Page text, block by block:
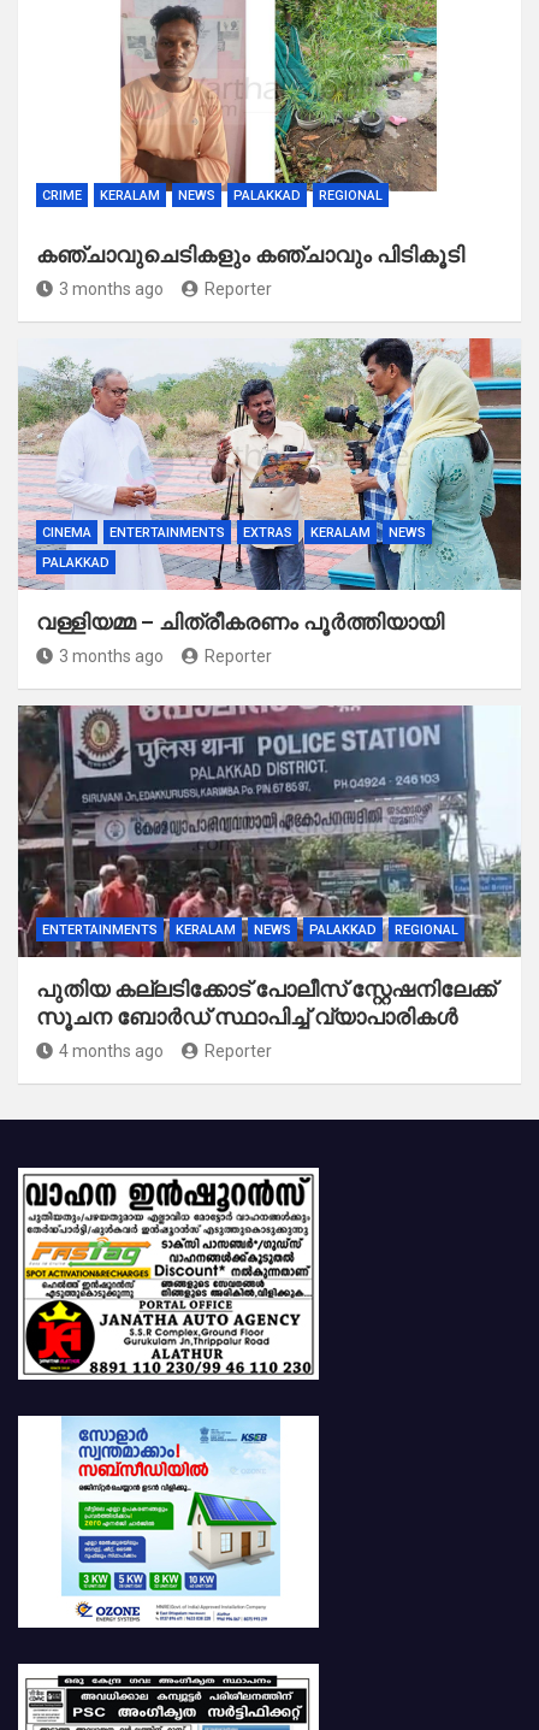
CRIME KERALAM NEWS PALAKKAD REGIONAL
കഞ്ചാവുചെടികളും കഞ്ചാവും പിടികൂടി
3 months ago Reporter
CINEMA ENTERTAINMENTS EXTRAS KERALAM
NEWS
PALAKKAD
വള്ളിയമ്മ – ചിത്രീകരണം പൂർത്തിയായി
3 months ago Reporter
ENTERTAINMENTS KERALAM NEWS PALAKKAD REGIONAL
പുതിയ കല്ലടിക്കോട് പോലീസ് സ്റ്റേഷനിലേക്ക്
സൂചന ബോർഡ് സ്ഥാപിച്ച് വ്യാപാരികൾ
4 months ago Reporter